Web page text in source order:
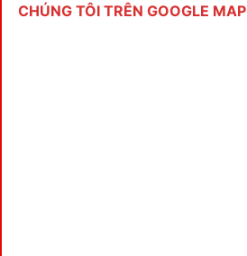
CHÚNG TÔI TRÊN GOOGLE MAP